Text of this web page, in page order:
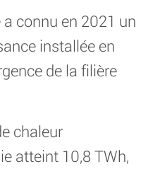
connu en 2021 un
installée en
de la filière
chaleur
atteint 10,8 TWh,